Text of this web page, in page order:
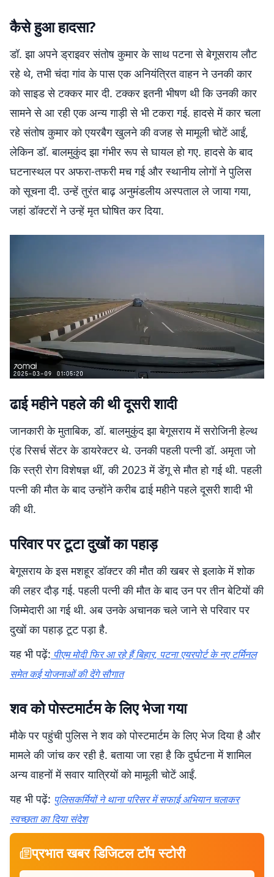
कैसे हुआ हादसा?
डॉ. झा अपने ड्राइवर संतोष कुमार के साथ पटना से बेगूसराय लौट
रहे थे, तभी चंदा गांव के पास एक अनियंत्रित वाहन ने उनकी कार
को साइड से टक्कर मार दी. टक्कर इतनी भीषण थी कि उनकी कार
सामने से आ रही एक अन्य गाड़ी से भी टकरा गई. हादसे में कार चला
रहे संतोष कुमार को एयरबैग खुलने की वजह से मामूली चोटें आईं,
लेकिन डॉ. बालमुकुंद झा गंभीर रूप से घायल हो गए. हादसे के बाद
घटनास्थल पर अफरा-तफरी मच गई और स्थानीय लोगों ने पुलिस
को सूचना दी. उन्हें तुरंत बाढ़ अनुमंडलीय अस्पताल ले जाया गया,
जहां डॉक्टरों ने उन्हें मृत घोषित कर दिया.
ढाई महीने पहले की थी दूसरी शादी
जानकारी के मुताबिक, डॉ. बालमुकुंद झा बेगूसराय में सरोजिनी हेल्थ
एंड रिसर्च सेंटर के डायरेक्टर थे. उनकी पहली पत्नी डॉ. अमृता जो
कि स्त्री रोग विशेषज्ञ थीं, की 2023 में डेंगू से मौत हो गई थी. पहली
पत्नी की मौत के बाद उन्होंने करीब ढाई महीने पहले दूसरी शादी भी
की थी.
परिवार पर टूटा दुखों का पहाड़
बेगूसराय के इस मशहूर डॉक्टर की मौत की खबर से इलाके में शोक
की लहर दौड़ गई. पहली पत्नी की मौत के बाद उन पर तीन बेटियों की
जिम्मेदारी आ गई थी. अब उनके अचानक चले जाने से परिवार पर
दुखों का पहाड़ टूट पड़ा है.
यह भी पढ़ें: पीएम मोदी फिर आ रहे हैं बिहार, पटना एयरपोर्ट के नए टर्मिनल
समेत कई योजनाओं की देंगे सौगात
शव को पोस्टमार्टम के लिए भेजा गया
मौके पर पहुंची पुलिस ने शव को पोस्टमार्टम के लिए भेज दिया है और
मामले की जांच कर रही है. बताया जा रहा है कि दुर्घटना में शामिल
अन्य वाहनों में सवार यात्रियों को मामूली चोटें आईं.
यह भी पढ़ें: पुलिसकर्मियों ने थाना परिसर में सफाई अभियान चलाकर
स्वच्छता का दिया संदेश
प्रभात खबर डिजिटल टॉप स्टोरी